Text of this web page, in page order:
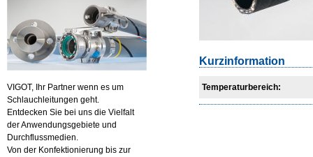
Kurzinformation
Temperaturbereich:
VIGOT, Ihr Partner wenn es um
Schlauchleitungen geht.
Entdecken Sie bei uns die Vielfalt
der Anwendungsgebiete und
Durchflussmedien.
Von der Konfektionierung bis zur